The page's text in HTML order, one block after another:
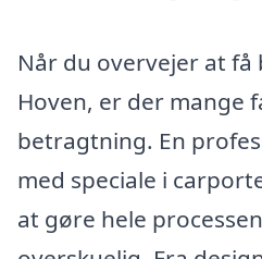
Når du overvejer at
Hoven, er der mange
betragtning. En
med speciale i
at gøre hele